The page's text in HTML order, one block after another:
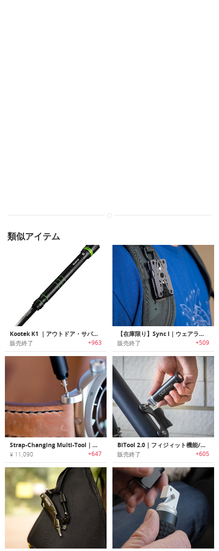
類似アイテム
Kootek K1 ｜アウトドア・サバイバル・緊急時・自己防衛に役立つマルチ機能フラッシュライト「クーテックK1」
販売終了 +963
【在庫限り】Sync I｜ウェアラブルベルトバックルマルチツール
販売終了 +509
Strap-Changing Multi-Tool｜ウォッチストラップ変更に必要なツール全てを搭載したマルチツール
¥ 11,090 +647
BiTool 2.0｜フィジィット機能/フラッシュライト付きキーホルダーサイズマルチツール「バイツール2.0」
販売終了 +605